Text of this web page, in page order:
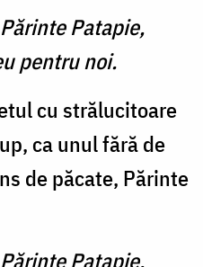
Patapie,
pentru noi.
cu strălucitoare
ca unul fără de
de păcate, Părinte
Patapie,